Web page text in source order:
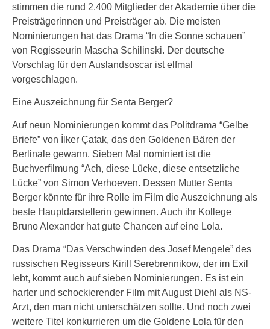
stimmen die rund 2.400 Mitglieder der Akademie über die
Preisträgerinnen und Preisträger ab. Die meisten
Nominierungen hat das Drama “In die Sonne schauen”
von Regisseurin Mascha Schilinski. Der deutsche
Vorschlag für den Auslandsoscar ist elfmal
vorgeschlagen.
Eine Auszeichnung für Senta Berger?
Auf neun Nominierungen kommt das Politdrama “Gelbe
Briefe” von İlker Çatak, das den Goldenen Bären der
Berlinale gewann. Sieben Mal nominiert ist die
Buchverfilmung “Ach, diese Lücke, diese entsetzliche
Lücke” von Simon Verhoeven. Dessen Mutter Senta
Berger könnte für ihre Rolle im Film die Auszeichnung als
beste Hauptdarstellerin gewinnen. Auch ihr Kollege
Bruno Alexander hat gute Chancen auf eine Lola.
Das Drama “Das Verschwinden des Josef Mengele” des
russischen Regisseurs Kirill Serebrennikow, der im Exil
lebt, kommt auch auf sieben Nominierungen. Es ist ein
harter und schockierender Film mit August Diehl als NS-
Arzt, den man nicht unterschätzen sollte. Und noch zwei
weitere Titel konkurrieren um die Goldene Lola für den